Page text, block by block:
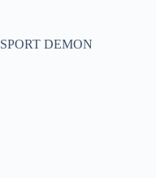
SPORT DEMON